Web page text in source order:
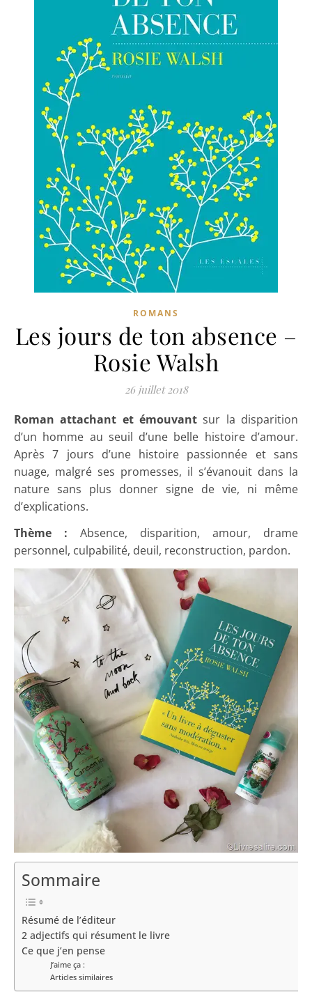
ROMANS
Les jours de ton absence –
Rosie Walsh
26 juillet 2018
Roman attachant et émouvant sur la disparition
d’un homme au seuil d’une belle histoire d’amour.
Après 7 jours d’une histoire passionnée et sans
nuage, malgré ses promesses, il s’évanouit dans la
nature sans plus donner signe de vie, ni même
d’explications.
Thème : Absence, disparition, amour, drame
personnel, culpabilité, deuil, reconstruction, pardon.
Sommaire
Résumé de l’éditeur
2 adjectifs qui résument le livre
Ce que j’en pense
J’aime ça :
Articles similaires